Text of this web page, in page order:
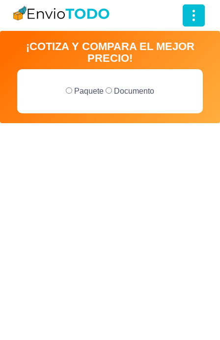
T
o
g
¡COTIZA Y COMPARA EL MEJOR
PRECIO!
Paquete Documento